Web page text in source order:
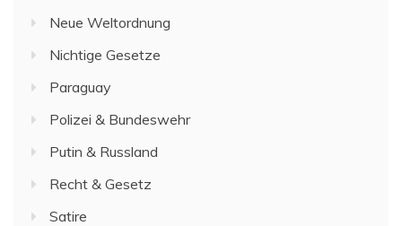
Neue Weltordnung
Nichtige Gesetze
Paraguay
Polizei & Bundeswehr
Putin & Russland
Recht & Gesetz
Satire